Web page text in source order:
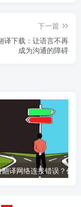
下一篇
译下载：让语言不再
成为沟通的障碍